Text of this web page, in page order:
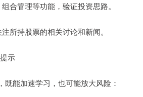
合管理等功能，验证投资思路。
所持股票的相关讨论和新闻。
示
既能加速学习，也可能放大风险：